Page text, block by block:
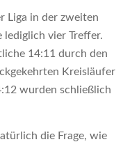
Liga in der zweiten
vier Treffer.
14:11 durch den
Kreisläufer
wurden schließlich
die Frage, wie